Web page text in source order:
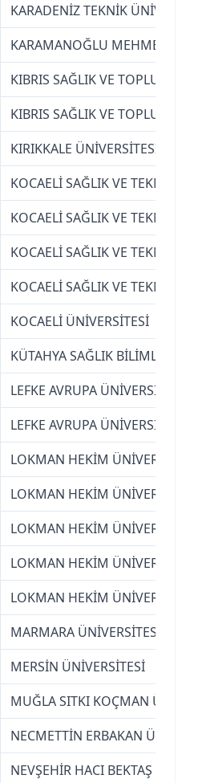
KARADENİZ TEKNİK
KARAMANOĞLU MEHMETBEY
KIBRIS SAĞLIK VE TOPLUM
KIBRIS SAĞLIK VE TOPLUM
KIRIKKALE ÜNİVERSİTESİ
KOCAELİ SAĞLIK VE
KOCAELİ SAĞLIK VE
KOCAELİ SAĞLIK VE
KOCAELİ SAĞLIK VE
KOCAELİ ÜNİVERSİTESİ
KÜTAHYA SAĞLIK BİLİMLERİ
LEFKE AVRUPA ÜNİVERSİTESİ
LEFKE AVRUPA ÜNİVERSİTESİ
LOKMAN HEKİM
LOKMAN HEKİM
LOKMAN HEKİM
LOKMAN HEKİM
LOKMAN HEKİM
MARMARA ÜNİVERSİTESİ
MERSİN ÜNİVERSİTESİ
MUĞLA SITKI KOÇMAN
NECMETTİN ERBAKAN
NEVŞEHİR HACI BEKTAŞ VELİ